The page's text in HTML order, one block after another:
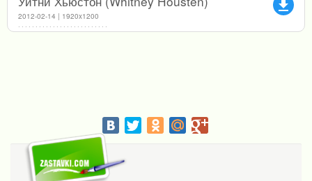
file_download
2012-02-14 | 1920x1200